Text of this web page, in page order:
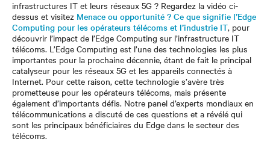
infrastructures IT et leurs réseaux 5G ? Regardez la vidéo ci-
dessus et visitez Menace ou opportunité ? Ce que signifie l’Edge
Computing pour les opérateurs télécoms et l’industrie IT, pour
découvrir l’impact de l’Edge Computing sur l’infrastructure IT
télécoms. L’Edge Computing est l’une des technologies les plus
importantes pour la prochaine décennie, étant de fait le principal
catalyseur pour les réseaux 5G et les appareils connectés à
Internet. Pour cette raison, cette technologie s’avère très
prometteuse pour les opérateurs télécoms, mais présente
également d’importants défis. Notre panel d’experts mondiaux en
télécommunications a discuté de ces questions et a révélé qui
sont les principaux bénéficiaires du Edge dans le secteur des
télécoms.